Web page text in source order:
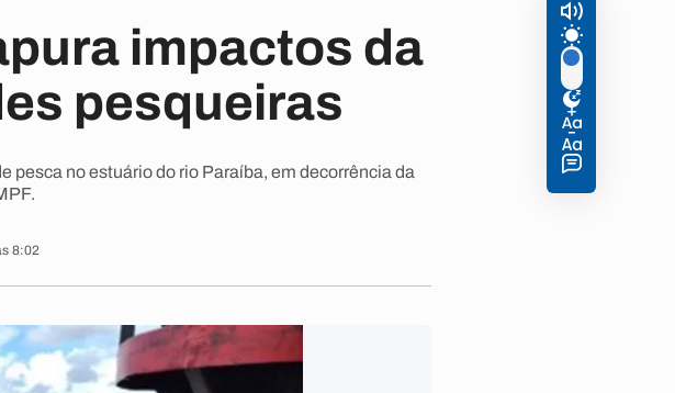
impactos da
pesqueiras
pesca no estuário do rio Paraíba, em decorrência da
8:02